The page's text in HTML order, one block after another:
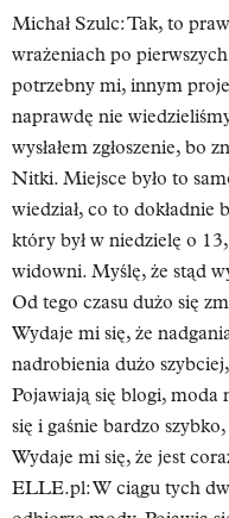
Michał Szulc:Tak, to
wrażeniach po
potrzebny mi, innym
naprawdę nie
wysłałem zgłoszenie, bo
Nitki. Miejsce było to
wiedział, co to dokładnie
który był w niedzielę o
widowni. Myślę, że stąd
Od tego czasu dużo się
Wydaje mi się, że
nadrobienia dużo
Pojawiają się blogi, moda
się i gaśnie bardzo
Wydaje mi się, że jest
ELLE.pl: W ciągu tych